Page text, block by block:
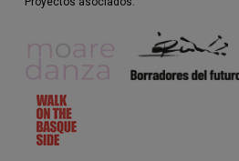
performance en proyectos
edición y escritura. La
tiempo subyace a sus
desde la tesis doctoral en
producción de tiempo
la coreografía expandida
hasta proyectos actuales
transmisión corporal y la